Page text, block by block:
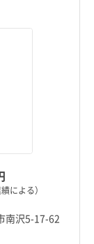
による）
南沢5-17-62